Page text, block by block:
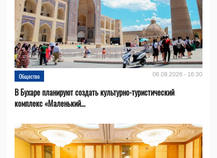
Общество 06.08.2026 - 16:30
В Бухаре планируют создать культурно-туристический
комплекс «Маленький...